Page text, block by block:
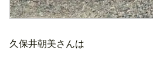
久保井朝美さんは